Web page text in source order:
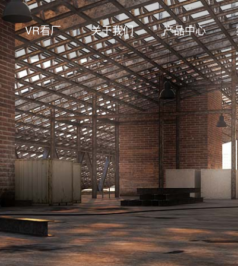
VR看厂 关于我们 产品中心